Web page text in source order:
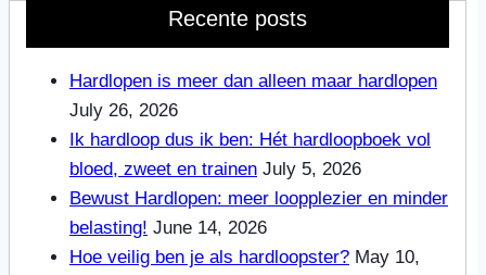
Recente posts
Hardlopen is meer dan alleen maar hardlopen
July 26, 2026
Ik hardloop dus ik ben: Hét hardloopboek vol
bloed, zweet en trainen July 5, 2026
Bewust Hardlopen: meer loopplezier en minder
belasting! June 14, 2026
Hoe veilig ben je als hardloopster? May 10,